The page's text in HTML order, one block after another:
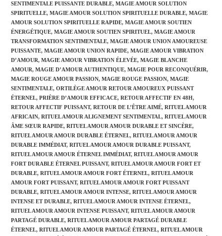
SENTIMENTALE PUISSANTE DURABLE, MAGIE AMOUR SOLUTION
SPIRITUELLE, MAGIE AMOUR SOLUTION SPIRITUELLE DURABLE, MAGIE
AMOUR SOLUTION SPIRITUELLE RAPIDE, MAGIE AMOUR SOUTIEN
ÉNERGÉTIQUE, MAGIE AMOUR SOUTIEN SPIRITUEL, MAGIE AMOUR
TRANSFORMATION SENTIMENTALE, MAGIE AMOUR UNION AMOUREUSE
PUISSANTE, MAGIE AMOUR UNION RAPIDE, MAGIE AMOUR VIBRATION
D’AMOUR, MAGIE AMOUR VIBRATION ÉLEVÉE, MAGIE BLANCHE
AMOUR, MAGIE D’AMOUR AUTHENTIQUE, MAGIE POUR RECONQUÉRIR,
MAGIE ROUGE AMOUR PASSION, MAGIE ROUGE PASSION, MAGIE
SENTIMENTALE, ORTILÈGE AMOUR RETOUR AMOUREUX PUISSANT
ÉTERNEL, PRIÈRE D’AMOUR EFFICACE, RETOUR AFFECTIF EN 48H,
RETOUR AFFECTIF PUISSANT, RETOUR DE L’ÊTRE AIMÉ, RITUEL AMOUR
AFRICAIN, RITUEL AMOUR ALIGNEMENT SENTIMENTAL, RITUEL AMOUR
ÂME SŒUR RAPIDE, RITUEL AMOUR AMOUR DURABLE ET SINCÈRE,
RITUEL AMOUR AMOUR DURABLE ÉTERNEL, RITUEL AMOUR AMOUR
DURABLE IMMÉDIAT, RITUEL AMOUR AMOUR DURABLE PUISSANT,
RITUEL AMOUR AMOUR ÉTERNEL IMMÉDIAT, RITUEL AMOUR AMOUR
FORT DURABLE ÉTERNEL PUISSANT, RITUEL AMOUR AMOUR FORT ET
DURABLE, RITUEL AMOUR AMOUR FORT ÉTERNEL, RITUEL AMOUR
AMOUR FORT PUISSANT, RITUEL AMOUR AMOUR FORT PUISSANT
DURABLE, RITUEL AMOUR AMOUR INTENSE, RITUEL AMOUR AMOUR
INTENSE ET DURABLE, RITUEL AMOUR AMOUR INTENSE ÉTERNEL,
RITUEL AMOUR AMOUR INTENSE PUISSANT, RITUEL AMOUR AMOUR
PARTAGÉ DURABLE, RITUEL AMOUR AMOUR PARTAGÉ DURABLE
ÉTERNEL, RITUEL AMOUR AMOUR PARTAGÉ ÉTERNEL, RITUEL AMOUR